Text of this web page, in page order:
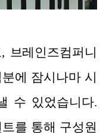
브레인즈컴퍼니
에 잠시나마 시
수 있었습니다.
를 통해 구성원